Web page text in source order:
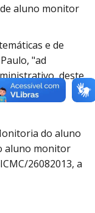
aluno monitor
e de
"ad
deste
do aluno
aluno monitor
26082013, a